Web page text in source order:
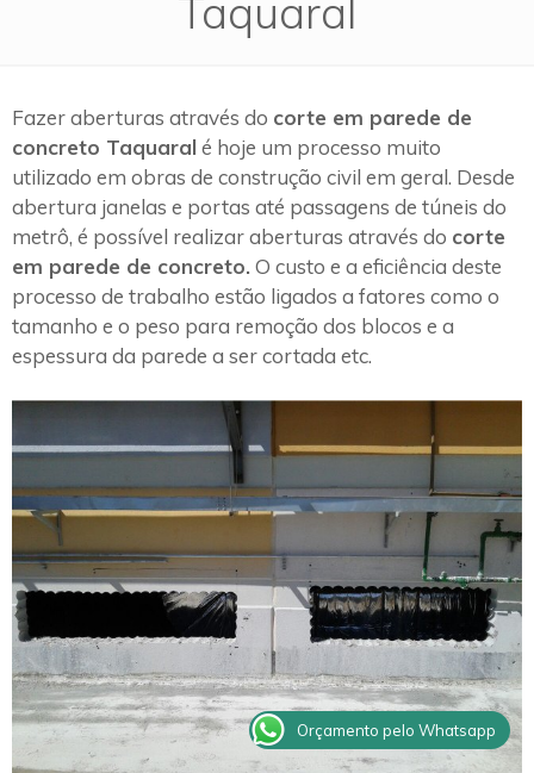
Taquaral
Fazer aberturas através do corte em parede de
concreto Taquaral é hoje um processo muito
utilizado em obras de construção civil em geral. Desde
abertura janelas e portas até passagens de túneis do
metrô, é possível realizar aberturas através do corte
em parede de concreto. O custo e a eficiência deste
processo de trabalho estão ligados a fatores como o
tamanho e o peso para remoção dos blocos e a
espessura da parede a ser cortada etc.
Orçamento pelo Whatsapp